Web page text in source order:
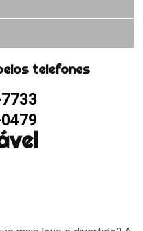
telefones